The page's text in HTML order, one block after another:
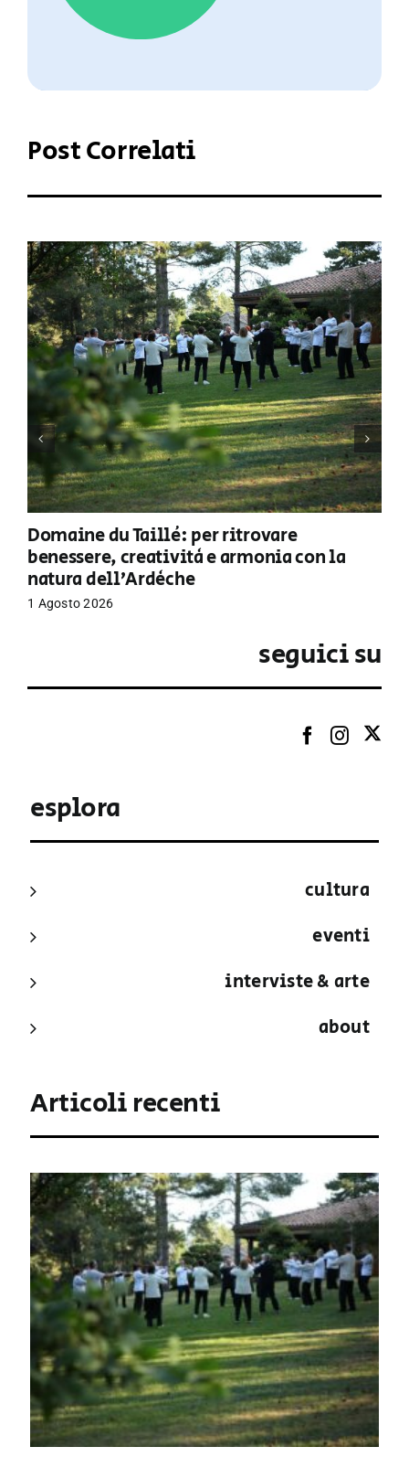
Post Correlati
Domaine du Taillé: per ritrovare
benessere, creatività e armonia con la
natura dell’Ardèche
1 Agosto 2026
seguici su
esplora
cultura
eventi
interviste & arte
about
Articoli recenti